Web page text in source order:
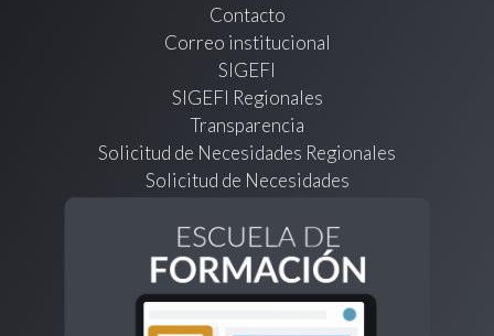
Contacto
Correo institucional
SIGEFI
SIGEFI Regionales
Transparencia
Solicitud de Necesidades Regionales
Solicitud de Necesidades